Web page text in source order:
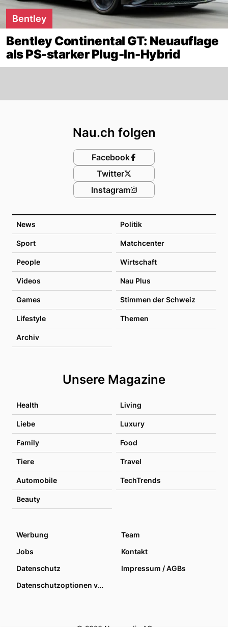
Bentley
Bentley Continental GT: Neuauflage
als PS-starker Plug-In-Hybrid
News Politik
Sport Matchcenter
People Wirtschaft
Videos Nau Plus
Games Stimmen der Schweiz
Lifestyle Themen
Archiv
Unsere Magazine
Health Living
Liebe Luxury
Family Food
Tiere Travel
Automobile TechTrends
Beauty
Nau.ch folgen
Facebook
Twitter
Instagram
Werbung
Team
Jobs
Kontakt
Datenschutz
Impressum / AGBs
Datenschutzoptionen verwalten